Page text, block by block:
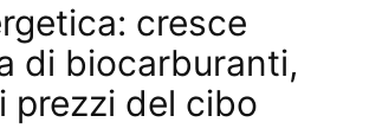
cresce
di biocarburanti,
prezzi del cibo